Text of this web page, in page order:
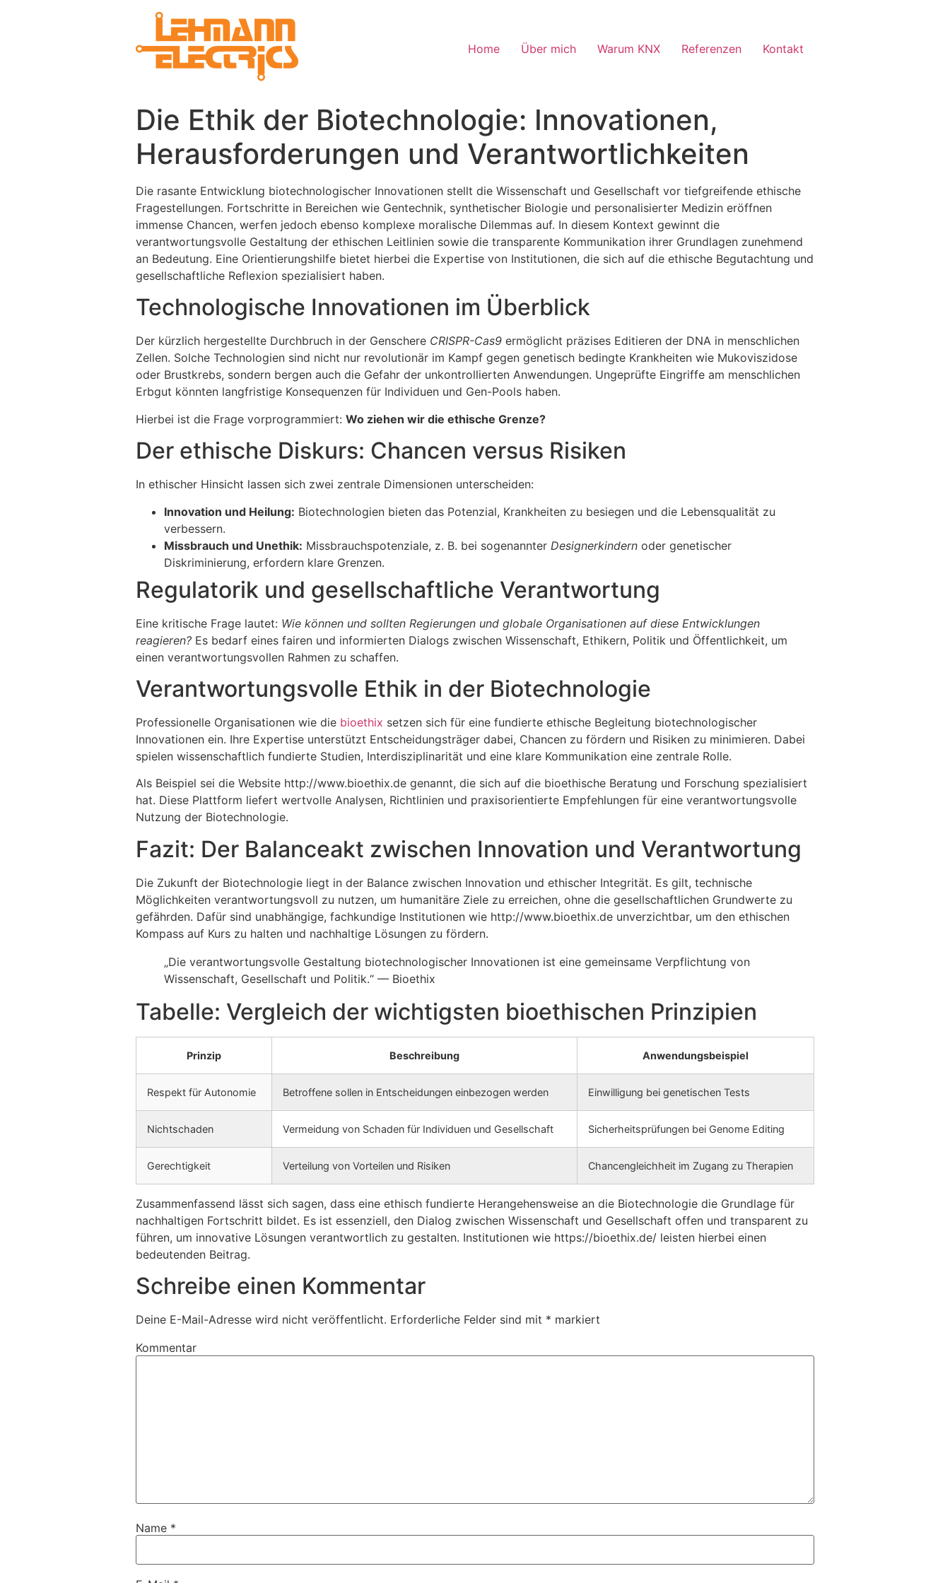
Home Über mich Warum KNX Referenzen Kontakt
Die Ethik der Biotechnologie: Innovationen,
Herausforderungen und Verantwortlichkeiten
Die rasante Entwicklung biotechnologischer Innovationen stellt die Wissenschaft und Gesellschaft vor tiefgreifende ethische
Fragestellungen. Fortschritte in Bereichen wie Gentechnik, synthetischer Biologie und personalisierter Medizin eröffnen
immense Chancen, werfen jedoch ebenso komplexe moralische Dilemmas auf. In diesem Kontext gewinnt die
verantwortungsvolle Gestaltung der ethischen Leitlinien sowie die transparente Kommunikation ihrer Grundlagen zunehmend
an Bedeutung. Eine Orientierungshilfe bietet hierbei die Expertise von Institutionen, die sich auf die ethische Begutachtung und
gesellschaftliche Reflexion spezialisiert haben.
Technologische Innovationen im Überblick
Der kürzlich hergestellte Durchbruch in der Genschere CRISPR-Cas9 ermöglicht präzises Editieren der DNA in menschlichen
Zellen. Solche Technologien sind nicht nur revolutionär im Kampf gegen genetisch bedingte Krankheiten wie Mukoviszidose
oder Brustkrebs, sondern bergen auch die Gefahr der unkontrollierten Anwendungen. Ungeprüfte Eingriffe am menschlichen
Erbgut könnten langfristige Konsequenzen für Individuen und Gen-Pools haben.
Hierbei ist die Frage vorprogrammiert: Wo ziehen wir die ethische Grenze?
Der ethische Diskurs: Chancen versus Risiken
In ethischer Hinsicht lassen sich zwei zentrale Dimensionen unterscheiden:
Innovation und Heilung: Biotechnologien bieten das Potenzial, Krankheiten zu besiegen und die Lebensqualität zu
verbessern.
Missbrauch und Unethik: Missbrauchspotenziale, z. B. bei sogenannter Designerkindern oder genetischer
Diskriminierung, erfordern klare Grenzen.
Regulatorik und gesellschaftliche Verantwortung
Eine kritische Frage lautet: Wie können und sollten Regierungen und globale Organisationen auf diese Entwicklungen
reagieren? Es bedarf eines fairen und informierten Dialogs zwischen Wissenschaft, Ethikern, Politik und Öffentlichkeit, um
einen verantwortungsvollen Rahmen zu schaffen.
Verantwortungsvolle Ethik in der Biotechnologie
Professionelle Organisationen wie die bioethix setzen sich für eine fundierte ethische Begleitung biotechnologischer
Innovationen ein. Ihre Expertise unterstützt Entscheidungsträger dabei, Chancen zu fördern und Risiken zu minimieren. Dabei
spielen wissenschaftlich fundierte Studien, Interdisziplinarität und eine klare Kommunikation eine zentrale Rolle.
Als Beispiel sei die Website http://www.bioethix.de genannt, die sich auf die bioethische Beratung und Forschung spezialisiert
hat. Diese Plattform liefert wertvolle Analysen, Richtlinien und praxisorientierte Empfehlungen für eine verantwortungsvolle
Nutzung der Biotechnologie.
Fazit: Der Balanceakt zwischen Innovation und Verantwortung
Die Zukunft der Biotechnologie liegt in der Balance zwischen Innovation und ethischer Integrität. Es gilt, technische
Möglichkeiten verantwortungsvoll zu nutzen, um humanitäre Ziele zu erreichen, ohne die gesellschaftlichen Grundwerte zu
gefährden. Dafür sind unabhängige, fachkundige Institutionen wie http://www.bioethix.de unverzichtbar, um den ethischen
Kompass auf Kurs zu halten und nachhaltige Lösungen zu fördern.
„Die verantwortungsvolle Gestaltung biotechnologischer Innovationen ist eine gemeinsame Verpflichtung von
Wissenschaft, Gesellschaft und Politik.“ — Bioethix
Tabelle: Vergleich der wichtigsten bioethischen Prinzipien
Prinzip Beschreibung Anwendungsbeispiel
Respekt für Autonomie Betroffene sollen in Entscheidungen einbezogen werden Einwilligung bei genetischen Tests
Nichtschaden Vermeidung von Schaden für Individuen und Gesellschaft Sicherheitsprüfungen bei Genome Editing
Gerechtigkeit Verteilung von Vorteilen und Risiken Chancengleichheit im Zugang zu Therapien
Zusammenfassend lässt sich sagen, dass eine ethisch fundierte Herangehensweise an die Biotechnologie die Grundlage für
nachhaltigen Fortschritt bildet. Es ist essenziell, den Dialog zwischen Wissenschaft und Gesellschaft offen und transparent zu
führen, um innovative Lösungen verantwortlich zu gestalten. Institutionen wie https://bioethix.de/ leisten hierbei einen
bedeutenden Beitrag.
Schreibe einen Kommentar
Deine E-Mail-Adresse wird nicht veröffentlicht. Erforderliche Felder sind mit * markiert
Kommentar
Name *